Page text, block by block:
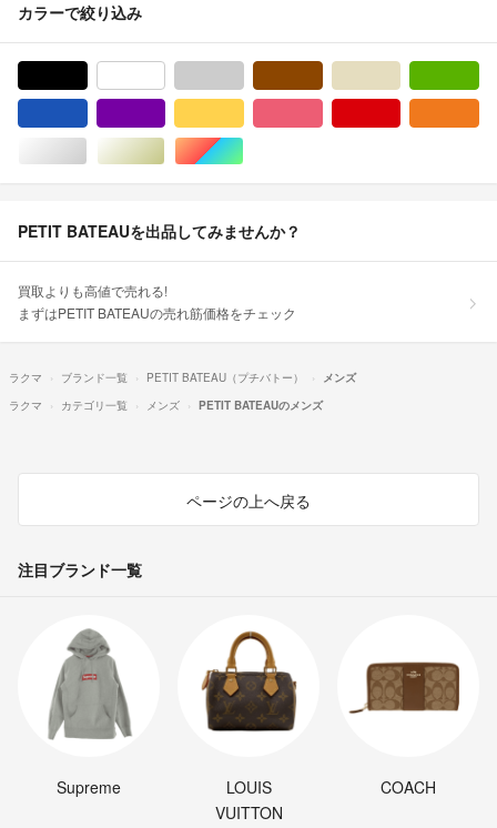
カラーで絞り込み
シルバー/銀色系ゴールド/金色系マルチカラー
PETIT BATEAUを出品してみませんか？
買取よりも高値で売れる!
まずはPETIT BATEAUの売れ筋価格をチェック
ラクマ ブランド一覧 PETIT BATEAU（プチバトー）
メンズ
ラクマ
カテゴリ一覧 メンズ PETIT BATEAUのメンズ
ページの上へ戻る
注目ブランド一覧
Supreme
LOUIS
VUITTON
COACH